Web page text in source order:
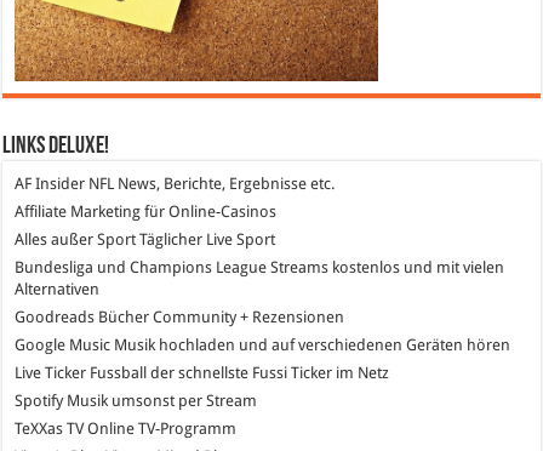
Links DeLuXe!
AF Insider NFL News, Berichte, Ergebnisse etc.
Affiliate Marketing für Online-Casinos
Alles außer Sport Täglicher Live Sport
Bundesliga und Champions League Streams kostenlos und mit vielen
Alternativen
Goodreads Bücher Community + Rezensionen
Google Music Musik hochladen und auf verschiedenen Geräten hören
Live Ticker Fussball der schnellste Fussi Ticker im Netz
SpotifyMusik umsonst per Stream
TeXXas TVOnline TV-Programm